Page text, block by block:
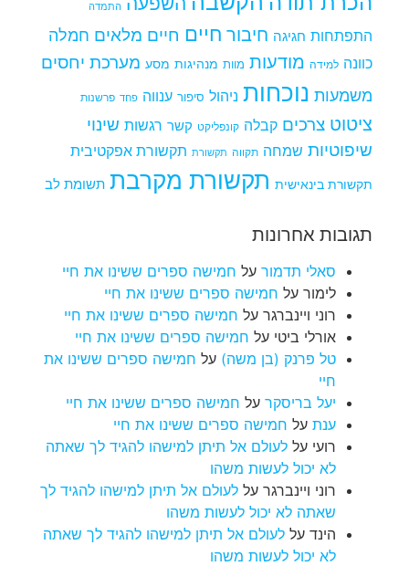
התמדה
התפתחות חגיגה חיבור חיים חיים מלאים חמלה
כוונה למידה מודעות מוות מנהיגות מסע מערכת יחסים
משמעות נוכחות ניהול סיפור ענווה פחד פרשנות
ציטוט צרכים קבלה קונפליקט קשר רגשות שינוי
שיפוטיות שמחה תקווה תקשורת תקשורת אפקטיבית
תקשורת בינאישית תקשורת מקרבת תשומת לב
תגובות אחרונות
סאלי תדמור על חמישה ספרים ששינו את חיי
לימור על חמישה ספרים ששינו את חיי
רוני ויינברגר על חמישה ספרים ששינו את חיי
אורלי ביטי על חמישה ספרים ששינו את חיי
טל פרנק (בן משה) על חמישה ספרים ששינו את
חיי
יעל בריסקר על חמישה ספרים ששינו את חיי
ענת על חמישה ספרים ששינו את חיי
רועי על לעולם אל תיתן למישהו להגיד לך שאתה
לא יכול לעשות משהו
רוני ויינברגר על לעולם אל תיתן למישהו להגיד לך
שאתה לא יכול לעשות משהו
הינד על לעולם אל תיתן למישהו להגיד לך שאתה
לא יכול לעשות משהו